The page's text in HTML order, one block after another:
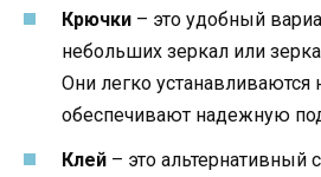
Крючки – это удобный
небольших зеркал или
Они легко устанавливаются
обеспечивают надежную
Клей – это альтернативный